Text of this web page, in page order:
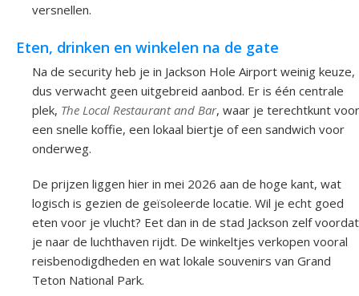
versnellen.
Eten, drinken en winkelen na de gate
Na de security heb je in Jackson Hole Airport weinig keuze,
dus verwacht geen uitgebreid aanbod. Er is één centrale
plek, The Local Restaurant and Bar, waar je terechtkunt voor
een snelle koffie, een lokaal biertje of een sandwich voor
onderweg.
De prijzen liggen hier in mei 2026 aan de hoge kant, wat
logisch is gezien de geïsoleerde locatie. Wil je echt goed
eten voor je vlucht? Eet dan in de stad Jackson zelf voordat
je naar de luchthaven rijdt. De winkeltjes verkopen vooral
reisbenodigdheden en wat lokale souvenirs van Grand
Teton National Park.